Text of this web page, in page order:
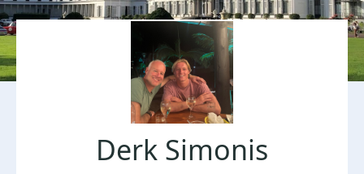
Derk Simonis